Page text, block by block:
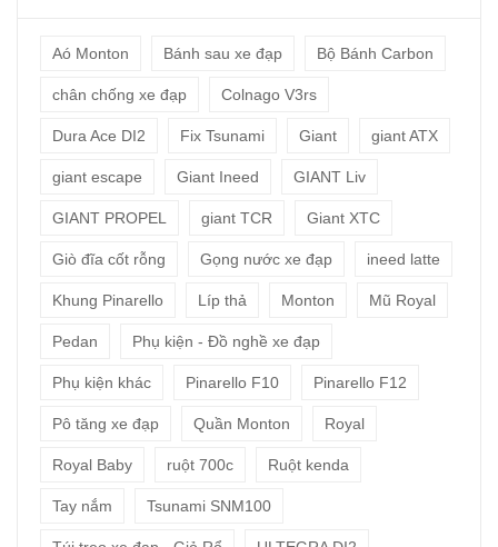
Aó Monton Bánh sau xe đạp Bộ Bánh Carbon
chân chống xe đạp Colnago V3rs
Dura Ace DI2 Fix Tsunami Giant giant ATX
giant escape Giant Ineed GIANT Liv
GIANT PROPEL giant TCR Giant XTC
Giò đĩa cốt rỗng Gọng nước xe đạp ineed latte
Khung Pinarello Líp thả Monton Mũ Royal
Pedan Phụ kiện - Đồ nghề xe đạp
Phụ kiện khác Pinarello F10 Pinarello F12
Pô tăng xe đạp Quần Monton Royal
Royal Baby ruột 700c Ruột kenda
Tay nắm Tsunami SNM100